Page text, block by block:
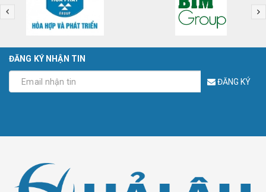
ĐĂNG KÝ NHẬN TIN
ĐĂNG KÝ